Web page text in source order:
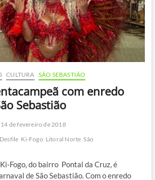
CULTURA SÃO SEBASTIÃO
com enredo
Sebastião
14 de fevereiro de 2018
Desfile Ki-Fogo Litoral Norte São
Fogo, do bairro Pontal da Cruz, é
de São Sebastião. Com o enredo